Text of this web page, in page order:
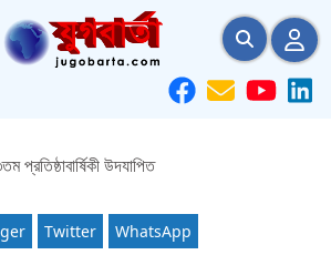
প্রতিষ্ঠাবার্ষিকী উদযাপিত
Twitter WhatsApp